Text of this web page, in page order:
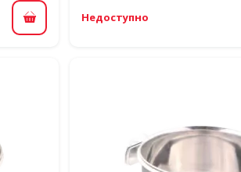
В корзинуНедоступно